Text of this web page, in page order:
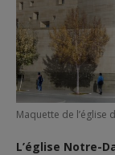
Maquette de l’église
L’église Notre-